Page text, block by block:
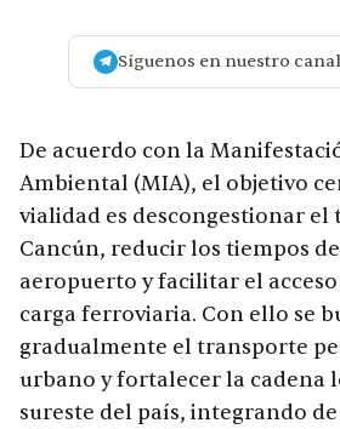
Síguenos en nuestro
De acuerdo con la
Ambiental (MIA), el objetivo
vialidad es descongestionar el
Cancún, reducir los tiempos
aeropuerto y facilitar el
carga ferroviaria. Con ello se
gradualmente el transporte
urbano y fortalecer la cadena
sureste del país, integrando